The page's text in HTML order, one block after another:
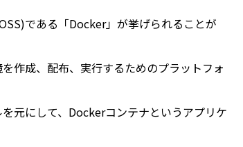
である「Docker」が挙げられることが
作成、配布、実行するためのプラットフォ
元にして、Dockerコンテナというアプリケ